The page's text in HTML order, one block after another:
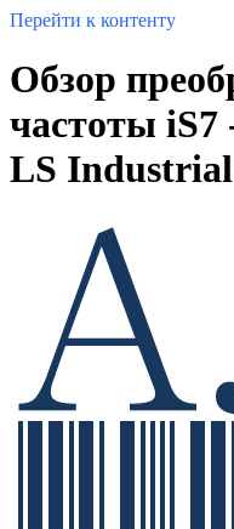
Перейти к контенту
Обзор
частоты iS7
LS Industrial